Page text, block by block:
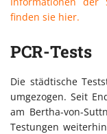
finden sie hier.
PCR-Tests
Die städtische
umgezogen. Seit
am Bertha-von-
Testungen